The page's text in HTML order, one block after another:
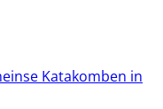
Katakomben in